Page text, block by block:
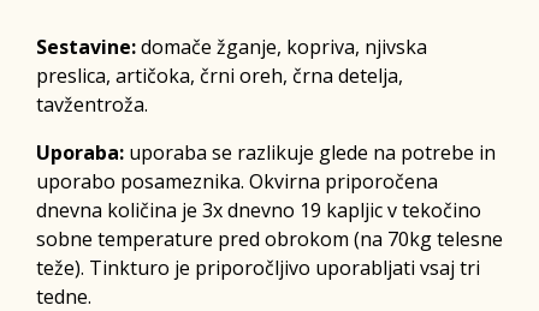
Sestavine:domače žganje, kopriva, njivska
preslica, artičoka, črni oreh, črna detelja,
tavžentroža.
Uporaba: uporaba se razlikuje glede na potrebe in
uporabo posameznika. Okvirna priporočena
dnevna količina je 3x dnevno 19 kapljic v tekočino
sobne temperature pred obrokom (na 70kg telesne
teže). Tinkturo je priporočljivo uporabljati vsaj tri
tedne.